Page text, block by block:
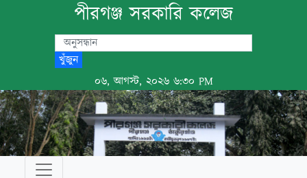
পীরগঞ্জ সরকারি কলেজ
খুঁজুন
০৬, আগস্ট, ২০২৬ ৬:৩০ PM